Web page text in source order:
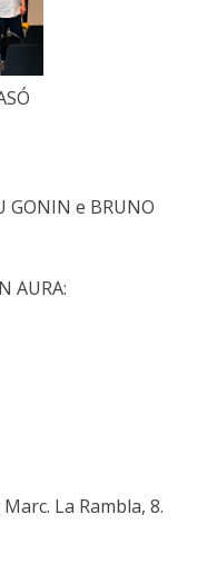
GONIN e BRUNO
AURA:
La Rambla, 8.